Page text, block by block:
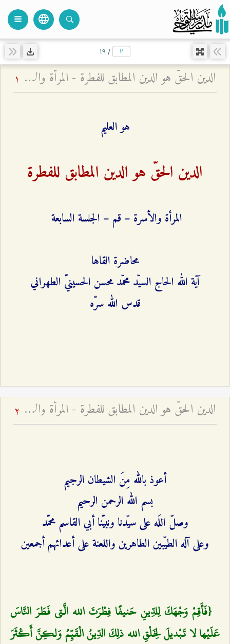
language
view_headline
/ ۱٩
الدين الحقّ هو الدين المطابق للفطرة - المرأة والأسرة – قم – الجلسة السابعة 1
هو العليم
الدين الحقّ هو الدين المطابق للفطرة
المرأة والأسرة – قم – الجلسة السابعة
محاضرة القاها
آية الله الحاج السيّد محمّد محسن الحسينيّ الطهراني
قدس الله سرّه
الدين الحقّ هو الدين المطابق للفطرة - المرأة والأسرة – قم – الجلسة السابعة 2
أعوذ بالله مِنَ الشيطان الرجيم
بسم الله الرحمن الرحيم
وصلّ اللَه على سيّدنا ونبيّنا أبي ‌القاسم محمّد
وعلى آله الطيّبين الطاهرين واللعنة على أعدائهم أجمعين
{فَأَقِمْ وَجْهَكَ لِلدِّينِ حَنيفًا فِطْرَتَ الله الَّتي‌ فَطَرَ النَّاسَ
عَلَيْها لا تَبْديلَ لِخَلْقِ الله ذلِكَ الدِّينُ الْقَيِّمُ وَلكِنَّ أَكْثَرَ